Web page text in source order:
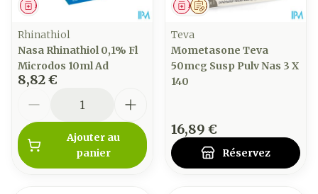
Médicament
Rhinathiol
Nasa Rhinathiol 0,1% Fl
Microdos 10ml Ad
8,82 €
Ajouter au
panier
Sur prescription
Médicament
Teva
Mometasone Teva
50mcg Susp Pulv Nas 3 X
140
16,89 €
Réservez